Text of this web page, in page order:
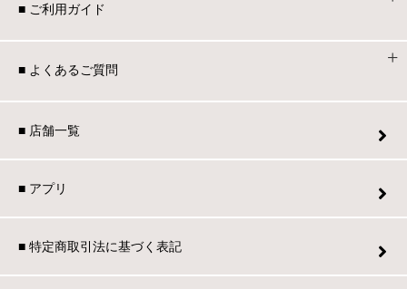
■ ご利用ガイド
■ よくあるご質問
■ 店舗一覧
■ アプリ
■ 特定商取引法に基づく表記